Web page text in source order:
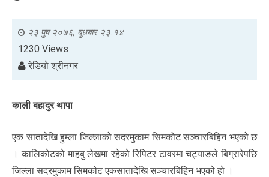
२३ पुष २०७६, बुधबार २३:१४
1230 Views
रेडियो श्रीनगर
काली बहादुर थापा
एक सातादेखि हुम्ला जिल्लाको सदरमुकाम सिमकोट सञ्चारबिहिन भएको छ
। कालिकोटको माहबु लेखमा रहेको रिपिटर टावरमा चट्याङले बिग्रारेपछि
जिल्ला सदरमुकाम सिमकोट एकसातादेखि सञ्चारबिहिन भएको हो ।